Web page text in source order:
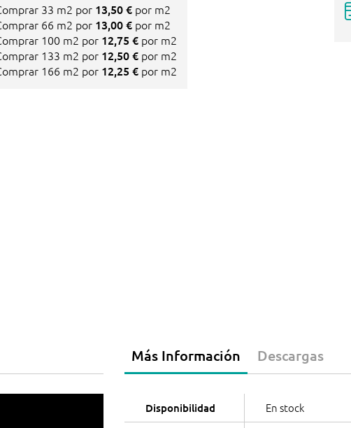
33 m2 por 13,50 € por m2
66 m2 por 13,00 € por m2
100 m2 por 12,75 € por m2
133 m2 por 12,50 € por m2
166 m2 por 12,25 € por m2
Más Información
Disponibilidad En stock
Descargas